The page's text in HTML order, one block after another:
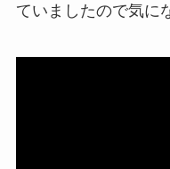
ていましたので気に